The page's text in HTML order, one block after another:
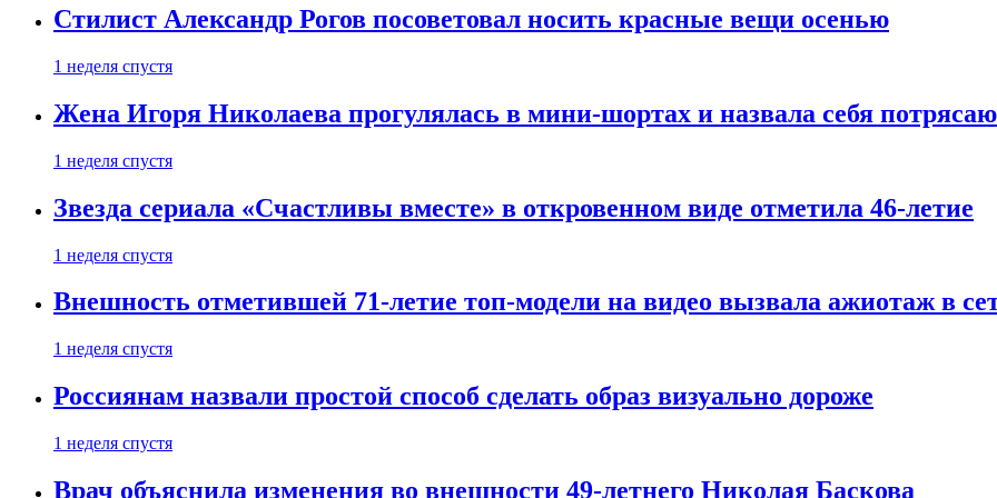
Стилист Александр Рогов посоветовал носить красные вещи осенью
1 неделя спустя
Жена Игоря Николаева прогулялась в мини-шортах и назвала себя
1 неделя спустя
Звезда сериала «Счастливы вместе» в откровенном виде отметила 46-летие
1 неделя спустя
Внешность отметившей 71-летие топ-модели на видео вызвала ажиотаж в
1 неделя спустя
Россиянам назвали простой способ сделать образ визуально дороже
1 неделя спустя
Врач объяснила изменения во внешности 49-летнего Николая Баскова